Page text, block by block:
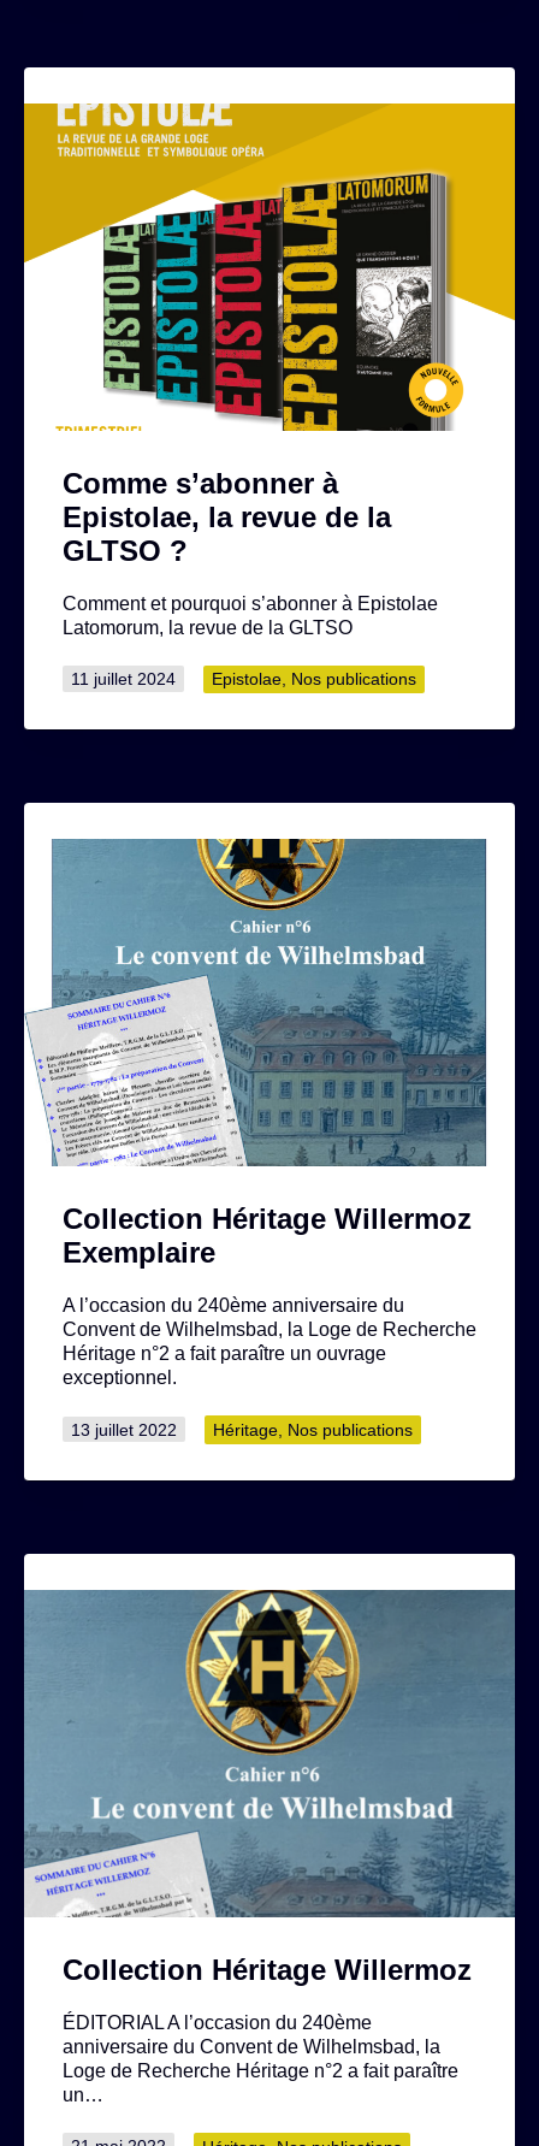
Comme s’abonner à
Epistolae, la revue de la
GLTSO ?
Comment et pourquoi s’abonner à Epistolae
Latomorum, la revue de la GLTSO
Publié
le
11 juillet 2024
Catégorisé
comme
Epistolae, Nos publications
Collection Héritage Willermoz
Exemplaire
A l’occasion du 240ème anniversaire du
Convent de Wilhelmsbad, la Loge de Recherche
Héritage n°2 a fait paraître un ouvrage
exceptionnel.
Publié
le
13 juillet 2022
Catégorisé
comme
Héritage Nos publications
Collection Héritage Willermoz
ÉDITORIAL A l’occasion du 240ème
anniversaire du Convent de Wilhelmsbad, la
Loge de Recherche Héritage n°2 a fait paraître
un…
Publié